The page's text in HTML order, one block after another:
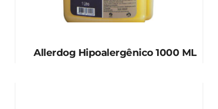
Allerdog Hipoalergênico 1000 ML